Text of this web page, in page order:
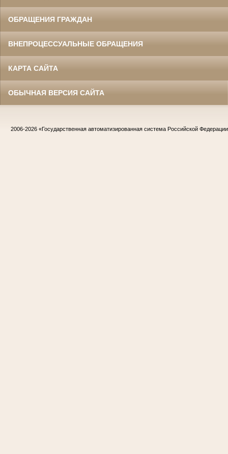
ОБРАЩЕНИЯ ГРАЖДАН
ВНЕПРОЦЕССУАЛЬНЫЕ ОБРАЩЕНИЯ
КАРТА САЙТА
ОБЫЧНАЯ ВЕРСИЯ САЙТА
2006-2026 «Государственная автоматизированная система Российской